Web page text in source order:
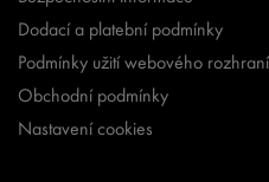
Dodací a platební podmínky
Podmínky užití webového rozhraní
Obchodní podmínky
Nastavení cookies